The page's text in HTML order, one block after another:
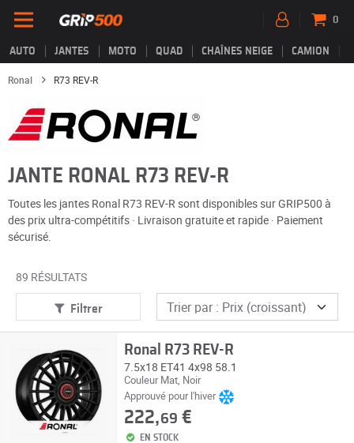
AUTO JANTES MOTO QUAD CHAÎNES NEIGE CAMION
0
Ronal R73 REV-R
JANTE RONAL R73 REV-R
Toutes les jantes Ronal R73 REV-R sont disponibles sur GRIP500 à
des prix ultra-compétitifs · Livraison gratuite et rapide · Paiement
sécurisé.
89 RÉSULTATS
Filtrer
Ronal R73 REV-R
7.5x18 ET41 4x98 58.1
Couleur Mat, Noir
Approuvé pour l'hiver
222,69 €
EN STOCK